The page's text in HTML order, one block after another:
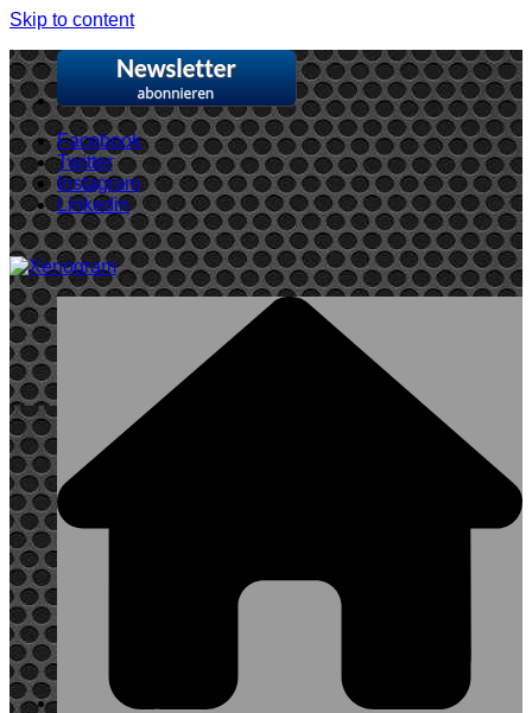
Skip to content
Facebook
Twitter
Instagram
Linkedin